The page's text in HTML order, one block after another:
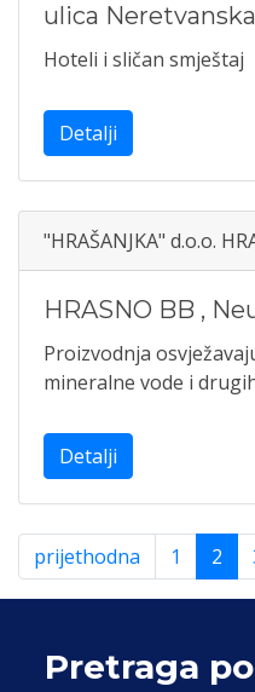
ulica
Hoteli i sličan smještaj
Detalji
"HRAŠANJKA" d.o.o.
HRASNO BB ,
Proizvodnja
mineralne vode i
Detalji
prijethodna 1 2
Pretraga